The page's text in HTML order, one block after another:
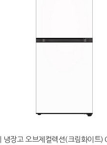
냉장고 오브제컬렉션(크림화이